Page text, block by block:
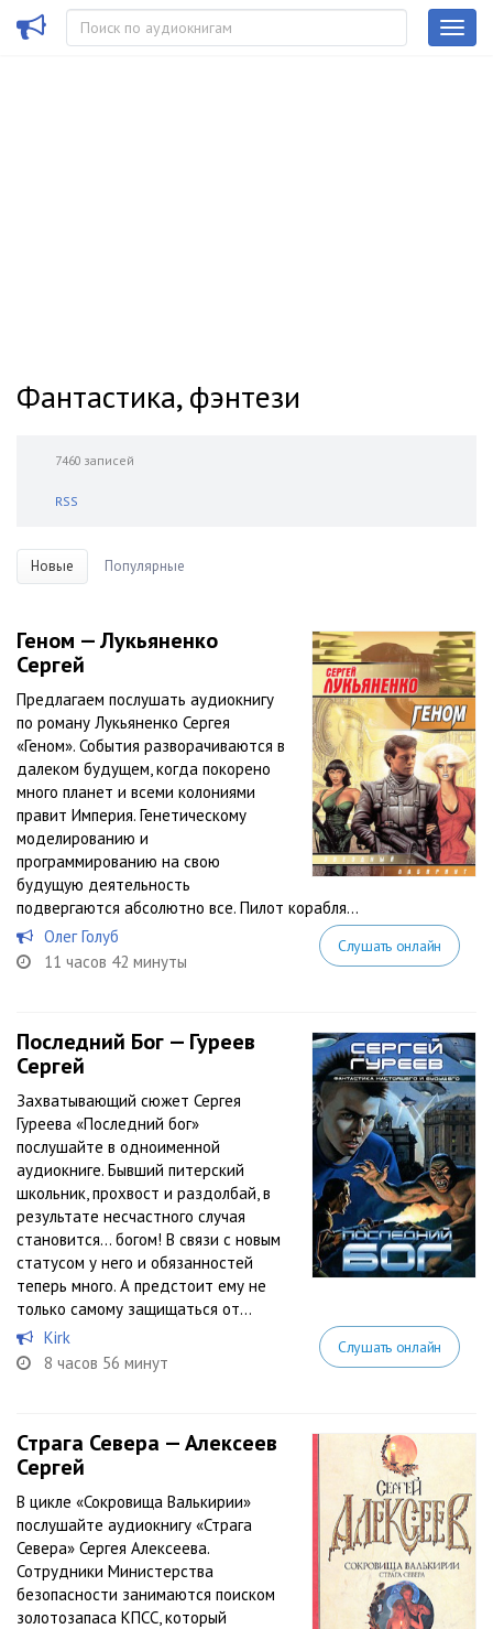
Фантастика, фэнтези
7460 записей
RSS
Новые Популярные
Геном — Лукьяненко
Сергей
Предлагаем послушать аудиокнигу
по роману Лукьяненко Сергея
«Геном». События разворачиваются в
далеком будущем, когда покорено
много планет и всеми колониями
правит Империя. Генетическому
моделированию и
программированию на свою
будущую деятельность
подвергаются абсолютно все. Пилот корабля...
Олег Голуб
11 часов 42 минуты
Слушать онлайн
Последний Бог — Гуреев
Сергей
Захватывающий сюжет Сергея
Гуреева «Последний бог»
послушайте в одноименной
аудиокниге. Бывший питерский
школьник, прохвост и раздолбай, в
результате несчастного случая
становится… богом! В связи с новым
статусом у него и обязанностей
теперь много. А предстоит ему не
только самому защищаться от...
Kirk
8 часов 56 минут
Слушать онлайн
Страга Севера — Алексеев
Сергей
В цикле «Сокровища Валькирии»
послушайте аудиокнигу «Страга
Севера» Сергея Алексеева.
Сотрудники Министерства
безопасности занимаются поиском
золотозапаса КПСС, который